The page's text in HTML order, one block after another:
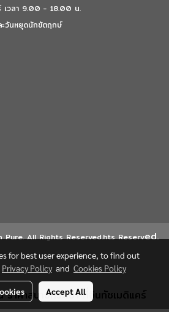
เวลา 9.00 - 18.00 น.
ะวันหยุดนักขัตฤกษ์
All Rights Reserved.hts Reserved.
าคาสบายกระเป๋า ที่อินทัชเมดิแคร์
for best user experience, to find out
Privacy Policy and Cookies Policy
Accept All